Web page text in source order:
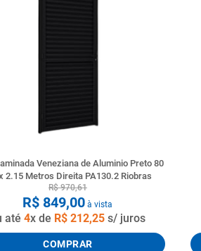
Veneziana de Aluminio Preto 80
2.15 Metros Direita PA130.2 Riobras
R$ 970,61
R$ 849,00 à vista
até4x de R$ 212,25 s/ juros
COMPRAR